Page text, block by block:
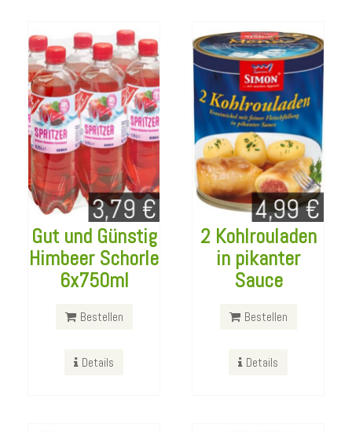
Gut und Günstig
Himbeer Schorle
6x750ml
Bestellen
Details
2 Kohlrouladen
in pikanter
Sauce
Bestellen
Details
Underberg
4x200ml
Alnatura Dinkel
Doppelkeks